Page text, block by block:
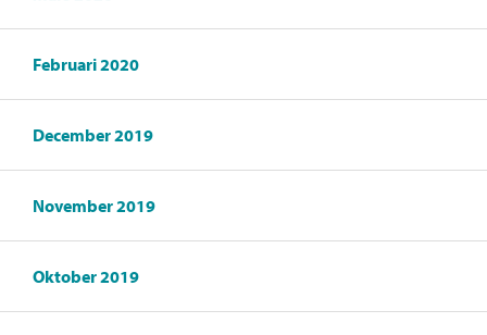
Februari 2020
December 2019
November 2019
Oktober 2019